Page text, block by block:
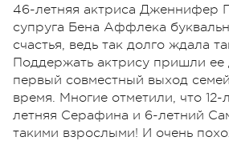
46-летняя актриса Дженнифер
супруга Бена Аффлека
счастья, ведь так долго ждала
Поддержать актрису пришли
первый совместный выход
время. Многие отметили, что 12-
летняя Серафина и 6-летний
такими взрослыми! И очень